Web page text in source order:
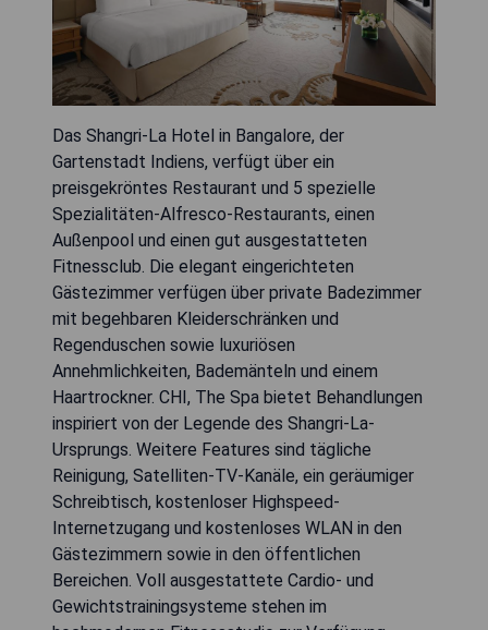
Das Shangri-La Hotel in Bangalore, der
Gartenstadt Indiens, verfügt über ein
preisgekröntes Restaurant und 5 spezielle
Spezialitäten-Alfresco-Restaurants, einen
Außenpool und einen gut ausgestatteten
Fitnessclub. Die elegant eingerichteten
Gästezimmer verfügen über private Badezimmer
mit begehbaren Kleiderschränken und
Regenduschen sowie luxuriösen
Annehmlichkeiten, Bademänteln und einem
Haartrockner. CHI, The Spa bietet Behandlungen
inspiriert von der Legende des Shangri-La-
Ursprungs. Weitere Features sind tägliche
Reinigung, Satelliten-TV-Kanäle, ein geräumiger
Schreibtisch, kostenloser Highspeed-
Internetzugang und kostenloses WLAN in den
Gästezimmern sowie in den öffentlichen
Bereichen. Voll ausgestattete Cardio- und
Gewichtstrainingsysteme stehen im